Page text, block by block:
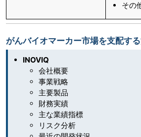
その
がんバイオマーカー市場を支配す
INOVIQ
会社概要
事業戦略
主要製品
財務実績
主な業績指標
リスク分析